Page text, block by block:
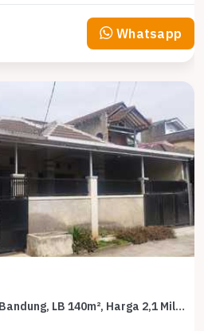
Whatsapp
Promo Rumah di Cijerah, Bandung, LB 140m², Harga 2,1 Miliar